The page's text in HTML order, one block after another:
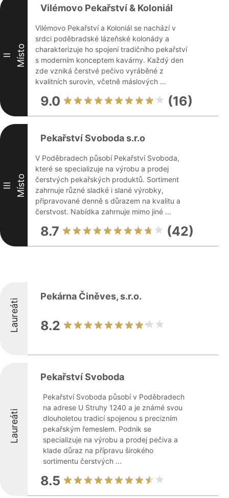
II Místo
Vilémovo Pekařství & Koloniál
Vilémovo Pekařství a Koloniál se nachází v
srdci poděbradské lázeňské kolonády a
charakterizuje ho spojení tradičního pekařství
s moderním konceptem kavárny. Každý den
zde vzniká čerstvé pečivo vyráběné z
kvalitních surovin, včetně máslových ...
9.0 (16)
III Místo
Pekařství Svoboda s.r.o
V Poděbradech působí Pekařství Svoboda,
které se specializuje na výrobu a prodej
čerstvých pekařských produktů. Sortiment
zahrnuje různé sladké i slané výrobky,
připravované denně s důrazem na kvalitu a
čerstvost. Nabídka zahrnuje mimo jiné ...
8.7 (42)
Laureáti
Pekárna Činěves, s.r.o.
8.2
Laureáti
Pekařství Svoboda
Pekařství Svoboda působí v Poděbradech
na adrese U Struhy 1240 a je známé svou
dlouholetou tradicí spojenou s precizním
pekařským řemeslem. Podnik se
specializuje na výrobu a prodej pečiva a
klade důraz na přípravu širokého
sortimentu čerstvých ...
8.5